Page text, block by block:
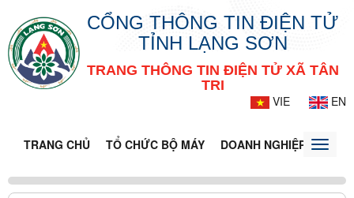
CỔNG THÔNG TIN ĐIỆN TỬ
TỈNH LẠNG SƠN
TRANG THÔNG TIN ĐIỆN TỬ XÃ TÂN
TRI
VIE
EN
TRANG CHỦ TỔ CHỨC BỘ MÁY DOANH NGHIỆP TIN
Toggle